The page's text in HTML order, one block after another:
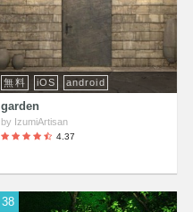
無料 iOS android
garden
by IzumiArtisan
4.37
38